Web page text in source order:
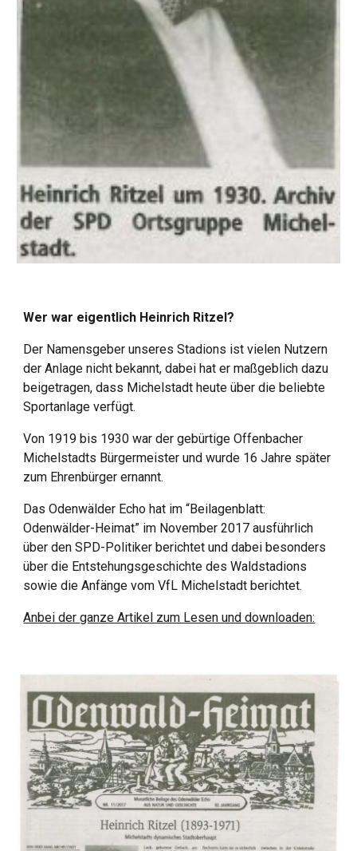
Wer war eigentlich Heinrich Ritzel?
Der Namensgeber unseres Stadions ist vielen Nutzern
der Anlage nicht bekannt, dabei hat er maßgeblich dazu
beigetragen, dass Michelstadt heute über die beliebte
Sportanlage verfügt.
Von 1919 bis 1930 war der gebürtige Offenbacher
Michelstadts Bürgermeister und wurde 16 Jahre später
zum Ehrenbürger ernannt.
Das Odenwälder Echo hat im “Beilagenblatt:
Odenwälder-Heimat” im November 2017 ausführlich
über den SPD-Politiker berichtet und dabei besonders
über die Entstehungsgeschichte des Waldstadions
sowie die Anfänge vom VfL Michelstadt berichtet.
Anbei der ganze Artikel zum Lesen und downloaden: